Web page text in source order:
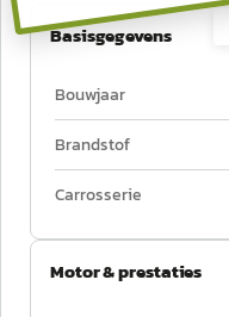
Basisgegevens
Bouwjaar
Brandstof
Carrosserie
Motor & prestaties